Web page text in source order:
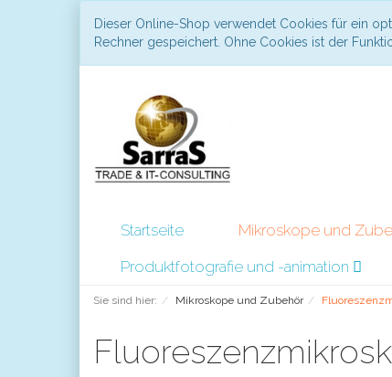
Dieser Online-Shop verwendet Cookies für ein
Rechner gespeichert. Ohne Cookies ist der
Startseite Mikroskope und
Produktfotografie und -animation
Sie sind hier: Mikroskope und Zubehör